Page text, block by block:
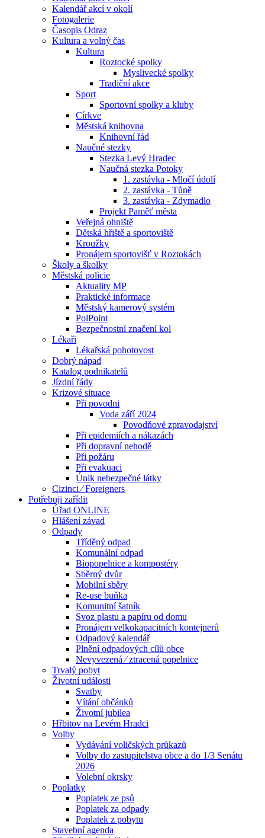
Kalendář akcí v okolí
Fotogalerie
Časopis Odraz
Kultura a volný čas
Kultura
Roztocké spolky
Myslivecké spolky
Tradiční akce
Sport
Sportovní spolky a kluby
Církve
Městská knihovna
Knihovní řád
Naučné stezky
Stezka Levý Hradec
Naučná stezka Potoky
1. zastávka - Mločí údolí
2. zastávka - Tůně
3. zastávka - Zdymadlo
Projekt Paměť města
Veřejná ohniště
Dětská hřiště a sportoviště
Kroužky
Pronájem sportovišť v Roztokách
Školy a školky
Městská policie
Aktuality MP
Praktické informace
Městský kamerový systém
PolPoint
Bezpečnostní značení kol
Lékaři
Lékařská pohotovost
Dobrý nápad
Katalog podnikatelů
Jízdní řády
Krizové situace
Při povodni
Voda září 2024
Povodňové zpravodajství
Při epidemiích a nákazách
Při dopravní nehodě
Při požáru
Při evakuaci
Únik nebezpečné látky
Cizinci ⁄ Foreigners
Potřebuji zařídit
Úřad ONLINE
Hlášení závad
Odpady
Tříděný odpad
Komunální odpad
Biopopelnice a kompostéry
Sběrný dvůr
Mobilní sběry
Re-use buňka
Komunitní šatník
Svoz plastu a papíru od domu
Pronájem velkokapacitních kontejnerů
Odpadový kalendář
Plnění odpadových cílů obce
Nevyvezená ⁄ ztracená popelnice
Trvalý pobyt
Životní události
Svatby
Vítání občánků
Životní jubilea
Hřbitov na Levém Hradci
Volby
Vydávání voličských průkazů
Volby do zastupitelstva obce a do 1/3 Senátu
2026
Volební okrsky
Poplatky
Poplatek ze psů
Poplatek za odpady
Poplatek z pobytu
Stavební agenda